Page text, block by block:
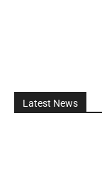
Latest News